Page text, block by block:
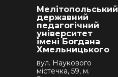
Мелітопольський
державний
педагогічний
університет
імені Богдана
Хмельницького
вул. Наукового
містечка, 59, м.